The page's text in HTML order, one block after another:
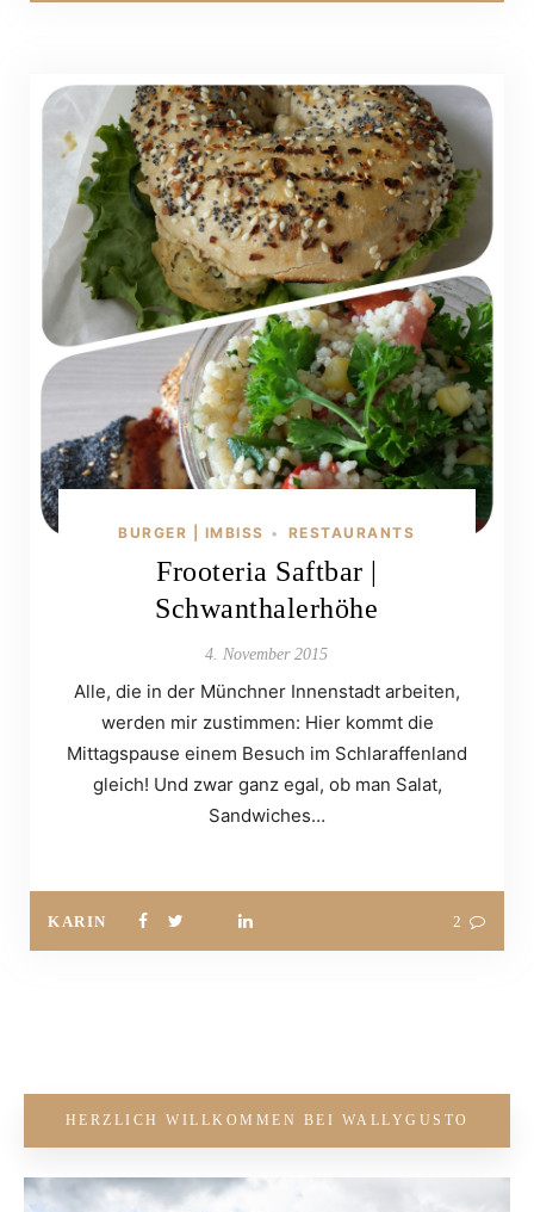
BURGER | IMBISS • RESTAURANTS
Frooteria Saftbar |
Schwanthalerhöhe
4. November 2015
Alle, die in der Münchner Innenstadt arbeiten,
werden mir zustimmen: Hier kommt die
Mittagspause einem Besuch im Schlaraffenland
gleich! Und zwar ganz egal, ob man Salat,
Sandwiches…
KARIN 2
HERZLICH WILLKOMMEN BEI WALLYGUSTO